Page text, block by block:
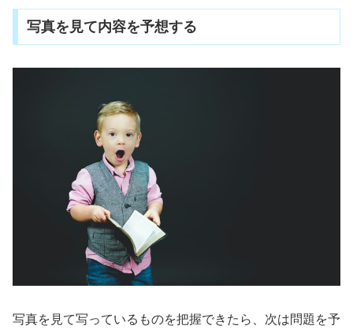
写真を見て内容を予想する
写真を見て写っているものを把握できたら、次は問題を予